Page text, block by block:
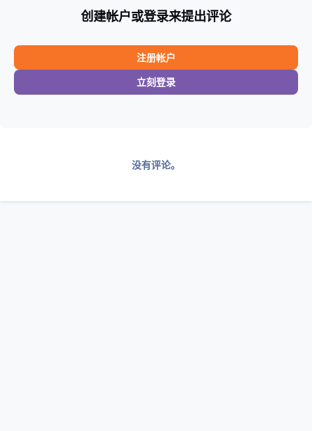
创建帐户或登录来提出评论
注册帐户
立刻登录
没有评论。